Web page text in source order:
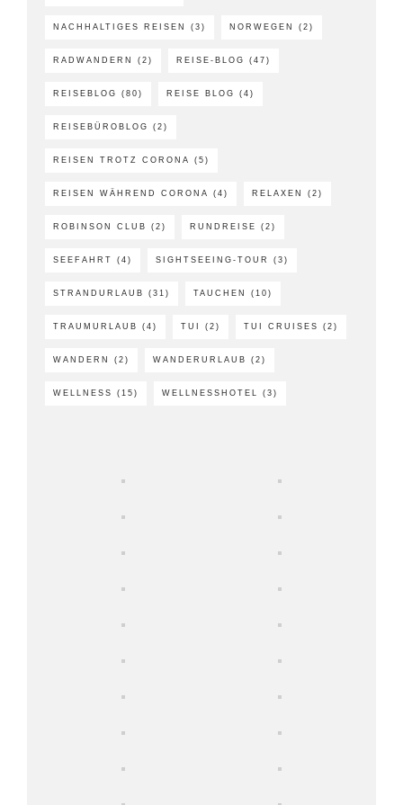
NACHHALTIGES REISEN (3) NORWEGEN (2)
RADWANDERN (2) REISE-BLOG (47)
REISEBLOG (80) REISE BLOG (4)
REISEBÜROBLOG (2)
REISEN TROTZ CORONA (5)
REISEN WÄHREND CORONA (4) RELAXEN (2)
ROBINSON CLUB (2) RUNDREISE (2)
SEEFAHRT (4) SIGHTSEEING-TOUR (3)
STRANDURLAUB (31) TAUCHEN (10)
TRAUMURLAUB (4) TUI (2) TUI CRUISES (2)
WANDERN (2) WANDERURLAUB (2)
WELLNESS (15) WELLNESSHOTEL (3)